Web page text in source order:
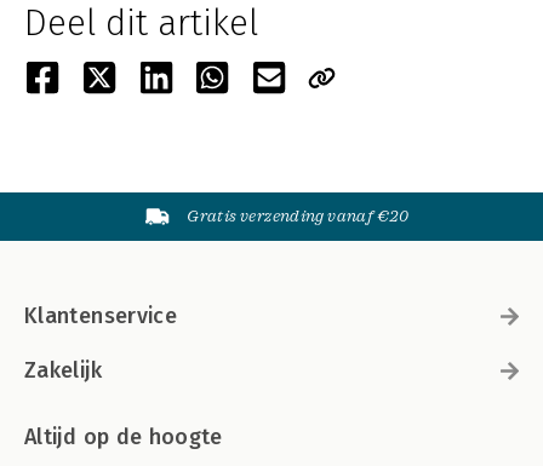
Deel dit artikel
Gratis verzending vanaf €20
Klantenservice
Zakelijk
Altijd op de hoogte